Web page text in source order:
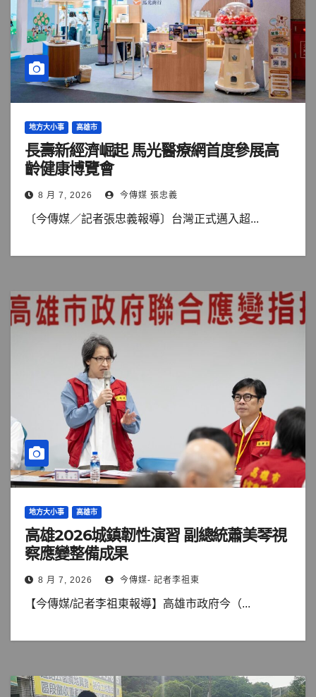
地方大小事 高雄市
長壽新經濟崛起 馬光醫療網首度參展高
齡健康博覽會
8 月 7, 2026 今傳媒 張忠義
〔今傳媒／記者張忠義報導〕台灣正式邁入超...
地方大小事 高雄市
高雄2026城鎮韌性演習 副總統蕭美琴視
察應變整備成果
8 月 7, 2026 今傳媒- 記者李祖東
【今傳媒/記者李祖東報導】高雄市政府今（...